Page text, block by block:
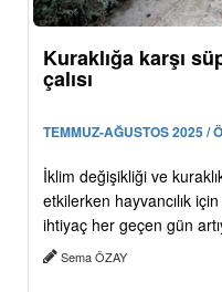
Kuraklığa karşı
çalısı
TEMMUZ-AĞUSTOS 2025 /
İklim değişikliği ve
etkilerken hayvancılık
ihtiyaç her geçen gün
Sema ÖZAY